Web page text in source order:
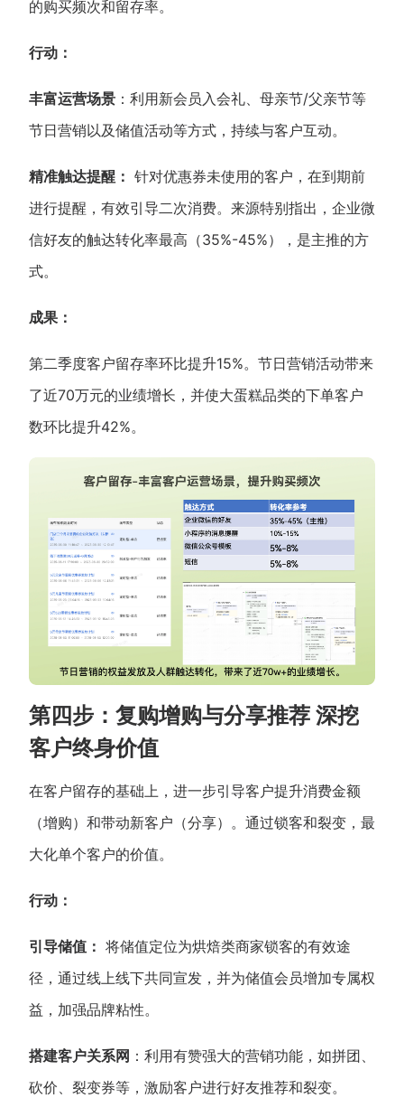
的购买频次和留存率。
行动：
丰富运营场景 ：利用新会员入会礼、母亲节/父亲节等
节日营销以及储值活动等方式，持续与客户互动。
精准触达提醒： 针对优惠券未使用的客户，在到期前
进行提醒，有效引导二次消费。来源特别指出，企业微
信好友的触达转化率最高（35%-45%），是主推的方
式。
成果：
第二季度客户留存率环比提升15%。节日营销活动带来
了近70万元的业绩增长，并使大蛋糕品类的下单客户
数环比提升42%。
第四步：复购增购与分享推荐 深挖
客户终身价值
在客户留存的基础上，进一步引导客户提升消费金额
（增购）和带动新客户（分享）。通过锁客和裂变，最
大化单个客户的价值。
行动：
引导储值： 将储值定位为烘焙类商家锁客的有效途
径，通过线上线下共同宣发，并为储值会员增加专属权
益，加强品牌粘性。
搭建客户关系网 ：利用有赞强大的营销功能，如拼团、
砍价、裂变券等，激励客户进行好友推荐和裂变。